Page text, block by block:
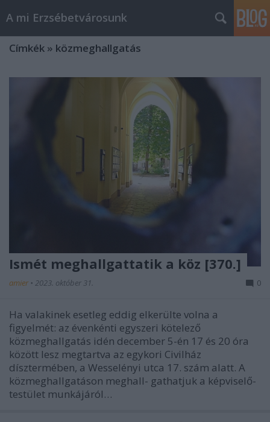
A mi Erzsébetvárosunk
Címkék » közmeghallgatás
Ismét meghallgattatik a köz [370.]
amier • 2023. október 31. 0
Ha valakinek esetleg eddig elkerülte volna a
figyelmét: az évenkénti egyszeri kötelező
közmeghallgatás idén december 5-én 17 és 20 óra
között lesz megtartva az egykori Civilház
dísztermében, a Wesselényi utca 17. szám alatt. A
közmeghallgatáson meghall- gathatjuk a képviselő-
testület munkájáról…